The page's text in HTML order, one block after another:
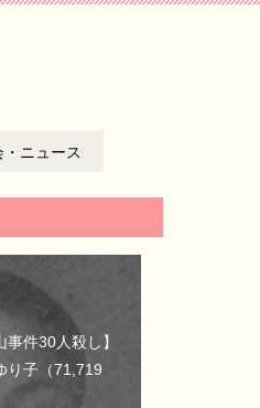
・ニュース
件30人殺し】
り子 （71,719